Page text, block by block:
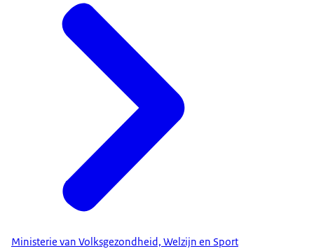
Ministerie van Volksgezondheid, Welzijn en Sport